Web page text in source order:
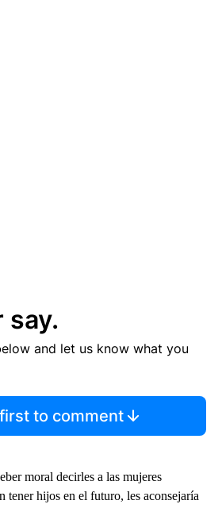
say.
and let us know what you
to comment
moral decirles a las mujeres
tener hijos en el futuro, les aconsejaría